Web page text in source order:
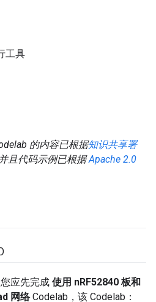
工具
的内容已根据知识共享署
且代码示例已根据Apache 2.0
应先完成 使用 nRF52840 板和
网络Codelab，该 Codelab：